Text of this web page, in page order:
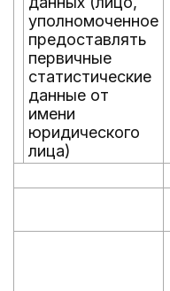
уполномоченное
предоставлять
первичные
статистические
данные от
имени
юридического
лица)